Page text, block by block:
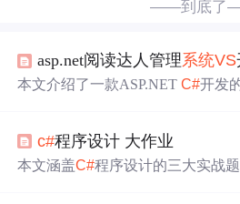
——到底了
asp.net阅读达人管理系统VS
本文介绍了一款ASP.NETC#开发
提供完整的源代码和数据库结构，
答题管理和排行榜功能。
c#程序设计 大作业
本文涵盖C#程序设计的三大实战